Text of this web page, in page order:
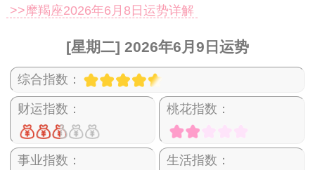
>>摩羯座2026年6月8日运势详解
[星期二] 2026年6月9日运势
综合指数：
财运指数： 桃花指数：
事业指数： 生活指数：